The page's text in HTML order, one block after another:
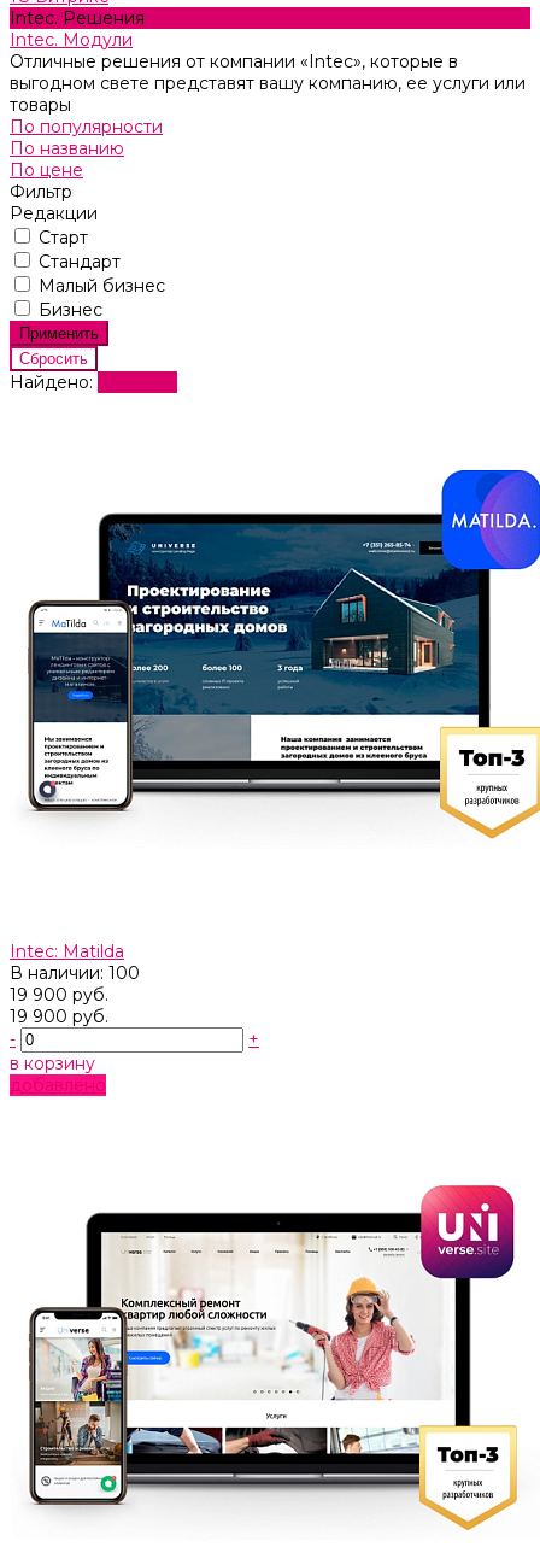
Intec. Решения
Intec. Модули
Отличные решения от компании «Intec», которые в
выгодном свете представят вашу компанию, ее услуги или
товары
По популярности
По названию
По цене
Фильтр
Редакции
Старт
Стандарт
Малый бизнес
Бизнес
Найдено:
Intec: Matilda
В наличии: 100
19 900 руб.
19 900 руб.
-
+
в корзину
добавлено